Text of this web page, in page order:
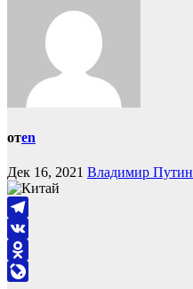
отen
Дек 16, 2021 Владимир Путин
Telegram
VK
Odnoklassniki